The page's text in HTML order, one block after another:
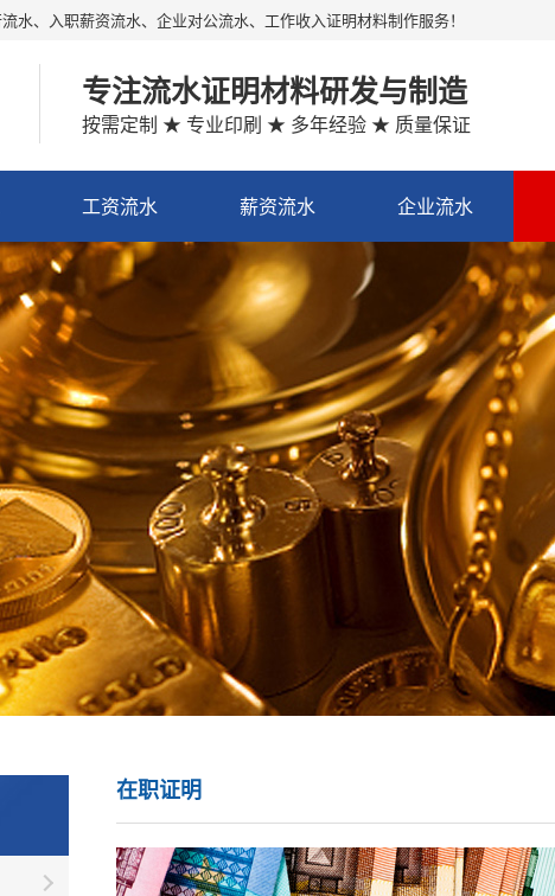
水、入职薪资流水、企业对公流水、工作收入证明材料制作服务！
专注流水证明材料研发与制造
按需定制 ★ 专业印刷 ★ 多年经验 ★ 质量保证
工资流水 薪资流水 企业流水
在职证明